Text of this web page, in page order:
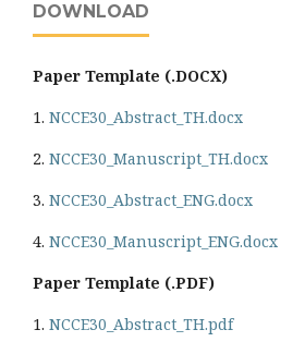
DOWNLOAD
Paper Template (.DOCX)
1. NCCE30_Abstract_TH.docx
2. NCCE30_Manuscript_TH.docx
3. NCCE30_Abstract_ENG.docx
4. NCCE30_Manuscript_ENG.docx
Paper Template (.PDF)
1. NCCE30_Abstract_TH.pdf